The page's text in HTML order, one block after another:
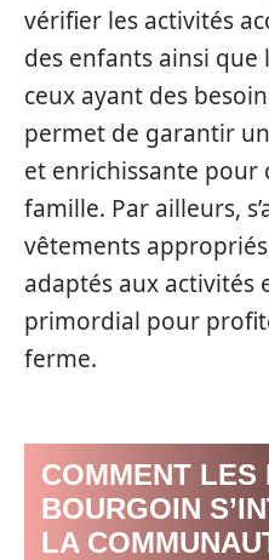
vérifier les activités
des enfants ainsi que
ceux ayant des
permet de garantir
et enrichissante pour
famille. Par ailleurs,
vêtements
adaptés aux activités
primordial pour
ferme.
COMMENT LES
BOURGOIN
LA